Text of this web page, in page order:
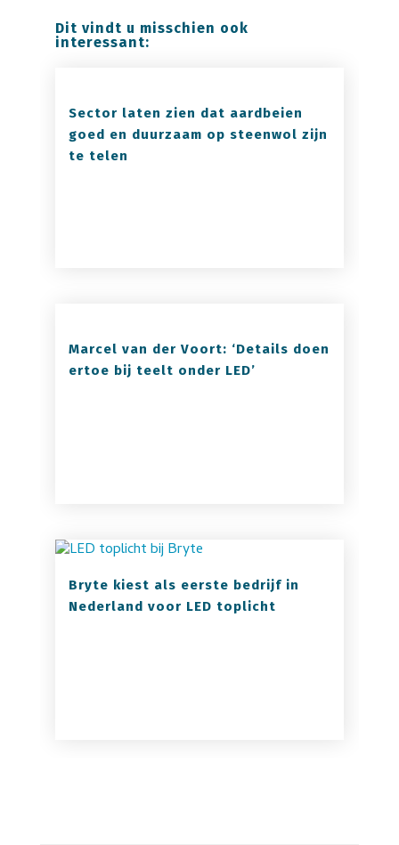
Dit vindt u misschien ook
interessant:
Sector laten zien dat aardbeien
goed en duurzaam op steenwol zijn
te telen
Marcel van der Voort: ‘Details doen
ertoe bij teelt onder LED’
Bryte kiest als eerste bedrijf in
Nederland voor LED toplicht